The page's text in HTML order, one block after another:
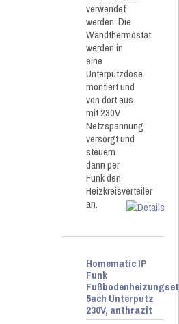
verwendet
werden. Die
Wandthermostat
werden in
eine
Unterputzdose
montiert und
von dort aus
mit 230V
Netzspannung
versorgt und
steuern
dann per
Funk den
Heizkreisverteiler
an.
Homematic IP
Funk
Fußbodenheizungset
5ach Unterputz
230V, anthrazit